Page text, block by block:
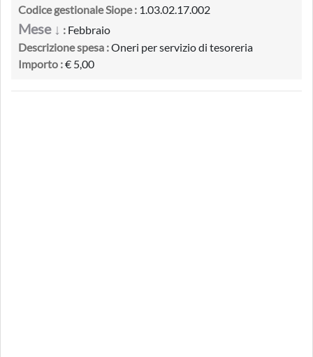
Codice gestionale Siope : 1.03.02.17.002
Mese ↓ : Febbraio
Descrizione spesa :Oneri per servizio di tesoreria
Importo :€ 5,00